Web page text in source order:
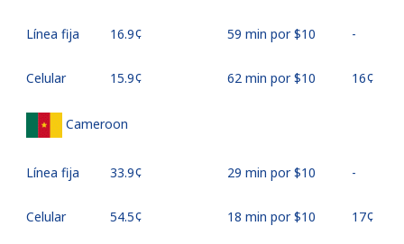
Línea fija ⁦16.9¢⁩ 59 min por ⁦$10⁩ -
Celular ⁦15.9¢⁩ 62 min por ⁦$10⁩ ⁦16¢⁩
Cameroon
Línea fija ⁦33.9¢⁩ 29 min por ⁦$10⁩ -
Celular ⁦54.5¢⁩ 18 min por ⁦$10⁩ ⁦17¢⁩